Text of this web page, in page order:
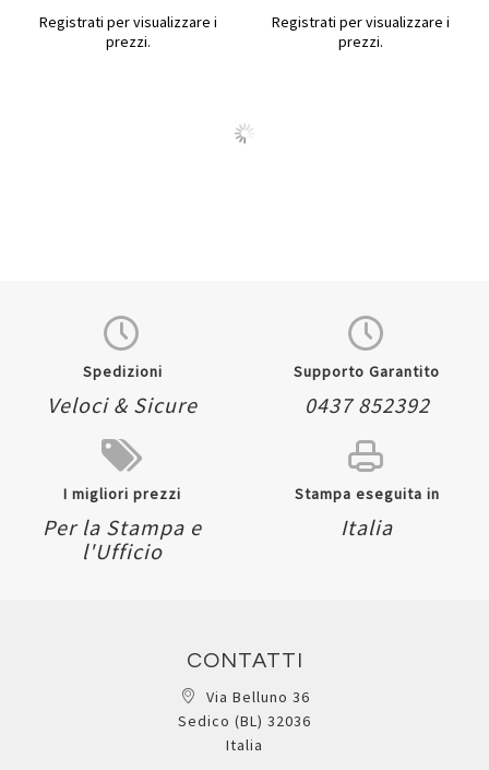
Registrati per visualizzare i
prezzi.
Registrati per visualizzare i
prezzi.
Spedizioni
Veloci & Sicure
Supporto Garantito
0437 852392
I migliori prezzi
Per la Stampa e
l'Ufficio
Stampa eseguita in
Italia
CONTATTI
Via Belluno 36
Sedico (BL) 32036
Italia